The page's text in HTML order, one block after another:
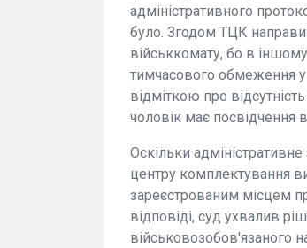
адміністративного
було. Згодом ТЦК
військкомату, бо в
тимчасового обмеження
відміткою про
чоловік має посвідчення
Оскільки
центру комплектування
зареєстрованим місцем
відповіді, суд ухвалив
військовозобов'язаного